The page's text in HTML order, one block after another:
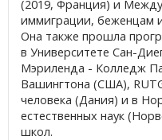
(2019, Франция) и
иммиграции, беженцам
Она также прошла
в Университете Сан-
Мэриленда - Колледж
Вашингтона (США),
человека (Дания) и в
естественных наук
школ.